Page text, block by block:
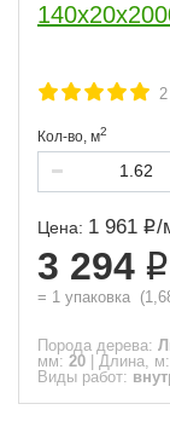
2
Кол-во, м2
Цена: 1 961 /
3 294
= 1 упаковка (
Порода дерева:
мм: 20 Длина, м:
Виды работ: